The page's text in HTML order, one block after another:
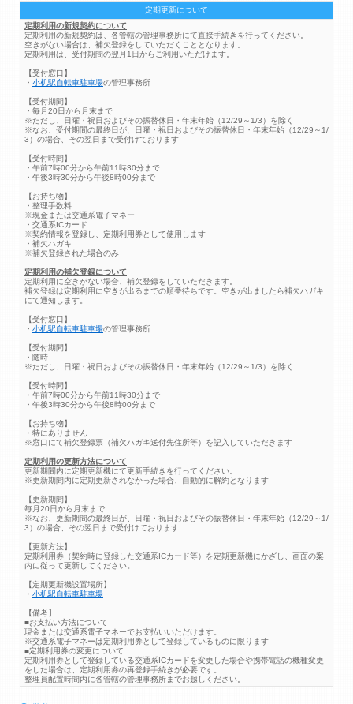
定期更新について
定期利用の新規契約について
定期利用の新規契約は、各管轄の管理事務所にて直接手続きを行ってください。
空きがない場合は、補欠登録をしていただくこととなります。
定期利用は、受付期間の翌月1日からご利用いただけます。
【受付窓口】
・ 小机駅自転車駐車場の管理事務所
【受付期間】
・毎月20日から月末まで
※ただし、日曜・祝日およびその振替休日・年末年始（12/29～1/3）を除く
※なお、受付期間の最終日が、日曜・祝日およびその振替休日・年末年始（12/29～1/
3）の場合、その翌日まで受付けております
【受付時間】
・午前7時00分から午前11時30分まで
・午後3時30分から午後8時00分まで
【お持ち物】
・整理手数料
※現金または交通系電子マネー
・交通系ICカード
※契約情報を登録し、定期利用券として使用します
・補欠ハガキ
※補欠登録された場合のみ
定期利用の補欠登録について
定期利用に空きがない場合、補欠登録をしていただきます。
補欠登録は定期利用に空きが出るまでの順番待ちです。空きが出ましたら補欠ハガキ
にて通知します。
【受付窓口】
・ 小机駅自転車駐車場の管理事務所
【受付期間】
・随時
※ただし、日曜・祝日およびその振替休日・年末年始（12/29～1/3）を除く
【受付時間】
・午前7時00分から午前11時30分まで
・午後3時30分から午後8時00分まで
【お持ち物】
・特にありません
※窓口にて補欠登録票（補欠ハガキ送付先住所等）を記入していただきます
定期利用の更新方法について
更新期間内に定期更新機にて更新手続きを行ってください。
※更新期間内に定期更新されなかった場合、自動的に解約となります
【更新期間】
毎月20日から月末まで
※なお、更新期間の最終日が、日曜・祝日およびその振替休日・年末年始（12/29～1/
3）の場合、その翌日まで受付けております
【更新方法】
定期利用券（契約時に登録した交通系ICカード等）を定期更新機にかざし、画面の案
内に従って更新してください。
【定期更新機設置場所】
・ 小机駅自転車駐車場
【備考】
■お支払い方法について
現金または交通系電子マネーでお支払いいただけます。
※交通系電子マネーは定期利用券として登録しているものに限ります
■定期利用券の変更について
定期利用券として登録している交通系ICカードを変更した場合や携帯電話の機種変更
をした場合は、定期利用券の再登録手続きが必要です。
整理員配置時間内に各管轄の管理事務所までお越しください。